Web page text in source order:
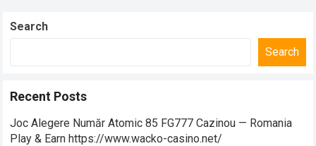
Search
Search
Recent Posts
Joc Alegere Număr Atomic 85 FG777 Cazinou — Romania
Play & Earn https://www.wacko-casino.net/